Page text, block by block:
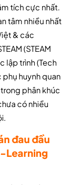
tích cực nhất.
tâm nhiều nhất
& các
(STEAM
lập trình (Tech
huynh quan
phân khúc
có nhiều
.
đau đầu
Learning